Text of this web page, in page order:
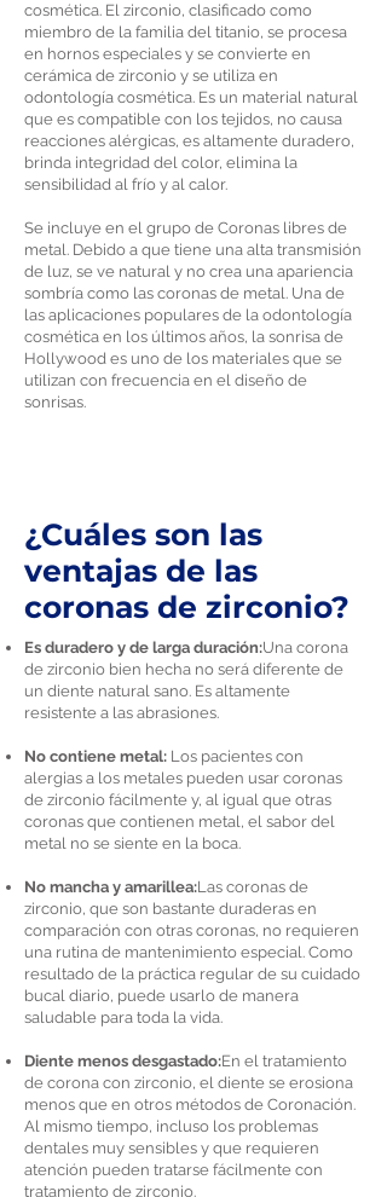
cosmética. El zirconio, clasificado como
miembro de la familia del titanio, se procesa
en hornos especiales y se convierte en
cerámica de zirconio y se utiliza en
odontología cosmética. Es un material natural
que es compatible con los tejidos, no causa
reacciones alérgicas, es altamente duradero,
brinda integridad del color, elimina la
sensibilidad al frío y al calor.
Se incluye en el grupo de Coronas libres de
metal. Debido a que tiene una alta transmisión
de luz, se ve natural y no crea una apariencia
sombría como las coronas de metal. Una de
las aplicaciones populares de la odontología
cosmética en los últimos años, la sonrisa de
Hollywood es uno de los materiales que se
utilizan con frecuencia en el diseño de
sonrisas.
¿Cuáles son las
ventajas de las
coronas de zirconio?
Es duradero y de larga duración:Una corona
de zirconio bien hecha no será diferente de
un diente natural sano. Es altamente
resistente a las abrasiones.
No contiene metal: Los pacientes con
alergias a los metales pueden usar coronas
de zirconio fácilmente y, al igual que otras
coronas que contienen metal, el sabor del
metal no se siente en la boca.
No mancha y amarillea:Las coronas de
zirconio, que son bastante duraderas en
comparación con otras coronas, no requieren
una rutina de mantenimiento especial. Como
resultado de la práctica regular de su cuidado
bucal diario, puede usarlo de manera
saludable para toda la vida.
Diente menos desgastado:En el tratamiento
de corona con zirconio, el diente se erosiona
menos que en otros métodos de Coronación.
Al mismo tiempo, incluso los problemas
dentales muy sensibles y que requieren
atención pueden tratarse fácilmente con
tratamiento de zirconio.